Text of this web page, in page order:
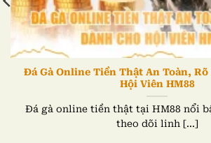
Đá Gà Online Tiền Thật An Toàn, Rõ
Hội Viên HM88
Đá gà online tiền thật tại HM88 nổi
theo dõi linh [...]